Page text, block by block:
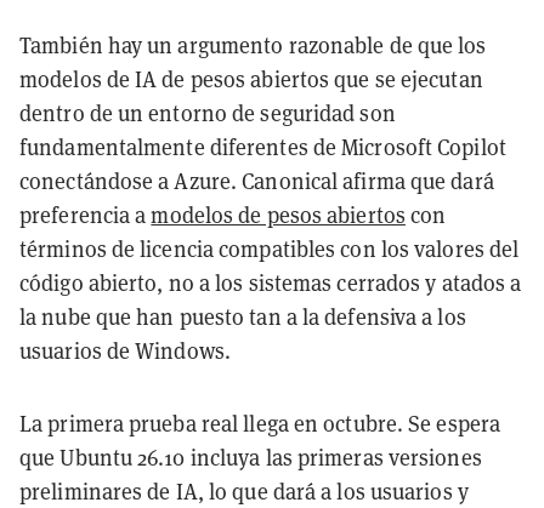
También hay un argumento razonable de que los
modelos de IA de pesos abiertos que se ejecutan
dentro de un entorno de seguridad son
fundamentalmente diferentes de Microsoft Copilot
conectándose a Azure. Canonical afirma que dará
preferencia amodelos de pesos abiertos con
términos de licencia compatibles con los valores del
código abierto, no a los sistemas cerrados y atados a
la nube que han puesto tan a la defensiva a los
usuarios de Windows.
La primera prueba real llega en octubre. Se espera
que Ubuntu 26.10 incluya las primeras versiones
preliminares de IA, lo que dará a los usuarios y